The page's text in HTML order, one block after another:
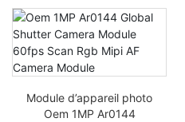
scanner 3D Imager
module caméra HD
Module d’appareil photo
Oem 1MP Ar0144